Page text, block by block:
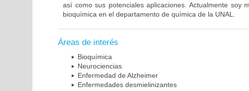
así como sus potenciales aplicaciones. Actualmente soy
bioquímica en el departamento de química de la UNAL.
Áreas de interés
Bioquímica
Neurociencias
Enfermedad de Alzheimer
Enfermedades desmielinizantes